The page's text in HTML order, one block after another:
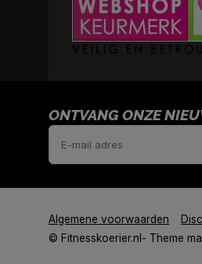
ONTVANG ONZE
Algemene voorwaarden
© Fitnesskoerier.nl - Theme